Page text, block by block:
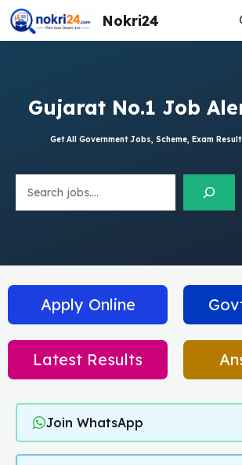
Skip
to
content
Nokri24
Gujarat No.1 Job
Get All Government Jobs, Scheme, Exam
Apply Online
Latest Results
Join WhatsApp